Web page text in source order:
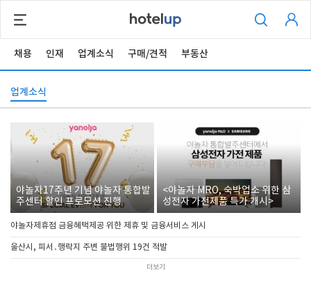
채용 인재 업계소식 구매/견적 부동산
업계소식
야놀자17주년 기념 야놀자 통합발
주센터 할인 프로모션 진행
<야놀자 MRO, 숙박업소 위한 삼
성전자 가전제품 특가 개시>
야놀자제휴점 금융혜택제공 위한 제휴 및 금융서비스 게시
울산시, 피서․행락지 주변 불법행위 19건 적발
더보기